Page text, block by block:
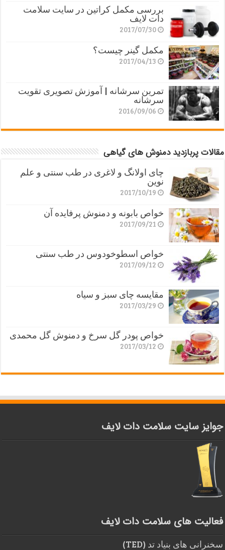
بررسی مکمل کراتین در سایت سلامت
دات لایف
2017/07/30
مکمل گینر چیست؟
2017/04/13
تمرین سرشانه | آموزش تصویری تقویت
سرشانه
2016/09/06
مقالات پربازدید دمنوش های گیاهی
چای اولانگ و لاغری در طب سنتی و علم
نوین
2017/10/19
خواص بابونه و دمنوش پرفایده آن
2017/09/21
خواص اسطوخودوس در طب سنتی
2017/09/12
مقایسه چای سبز و سیاه
2017/03/29
خواص پودر گل سرخ و دمنوش گل محمدی
2017/03/12
جوایز سایت سلامت دات لایف
فعالیت های سلامت دات لایف
سخنرانی های بنیاد تد (TED)